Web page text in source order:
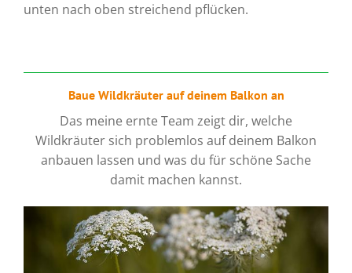
unten nach oben streichend pflücken.
Baue Wildkräuter auf deinem Balkon an
Das meine ernte Team zeigt dir, welche
Wildkräuter sich problemlos auf deinem Balkon
anbauen lassen und was du für schöne Sache
damit machen kannst.